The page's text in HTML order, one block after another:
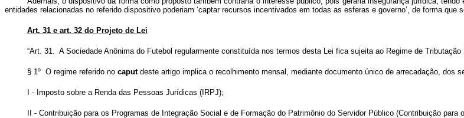
entidades relacionadas no referido dispositivo poderiam ‘captar recursos incentivados em todas as esferas e governo’, de forma que
Art. 31 e art. 32 do Projeto de Lei
“Art. 31. A Sociedade Anônima do Futebol regularmente constituída nos termos desta Lei fica sujeita ao Regime de
§ 1º O regime referido no caputdeste artigo implica o recolhimento mensal, mediante documento único de arrecadação, dos
I - Imposto sobre a Renda das Pessoas Jurídicas (IRPJ);
II - Contribuição para os Programas de Integração Social e de Formação do Patrimônio do Servidor Público (Contribuição para